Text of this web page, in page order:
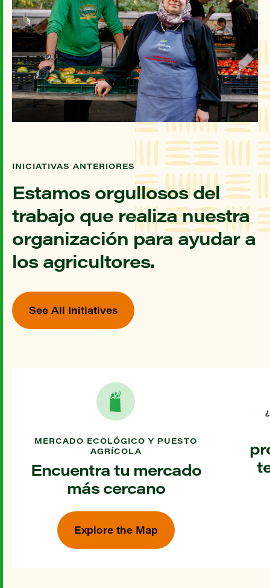
INICIATIVAS ANTERIORES
Estamos orgullosos del
trabajo que realiza nuestra
organización para ayudar a
los agricultores.
See All Initiatives
MERCADO ECOLÓGICO Y PUESTO
AGRÍCOLA
Encuentra tu mercado
más cercano
Explore the Map